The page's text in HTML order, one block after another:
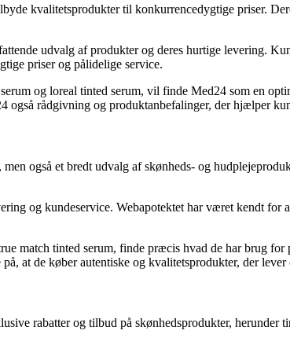
kvalitetsprodukter til konkurrencedygtige priser.
udvalg af produkter og deres hurtige levering.
priser og pålidelige service.
og loreal tinted serum, vil finde Med24 som en
også rådgivning og produktanbefalinger, der hjælper
også et bredt udvalg af skønheds- og
og kundeservice. Webapotektet har været kendt
match tinted serum, finde præcis hvad de har brug
at de køber autentiske og kvalitetsprodukter, der
rabatter og tilbud på skønhedsprodukter,